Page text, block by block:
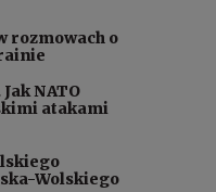
rozmowach o
NATO
atakami
Wolskiego